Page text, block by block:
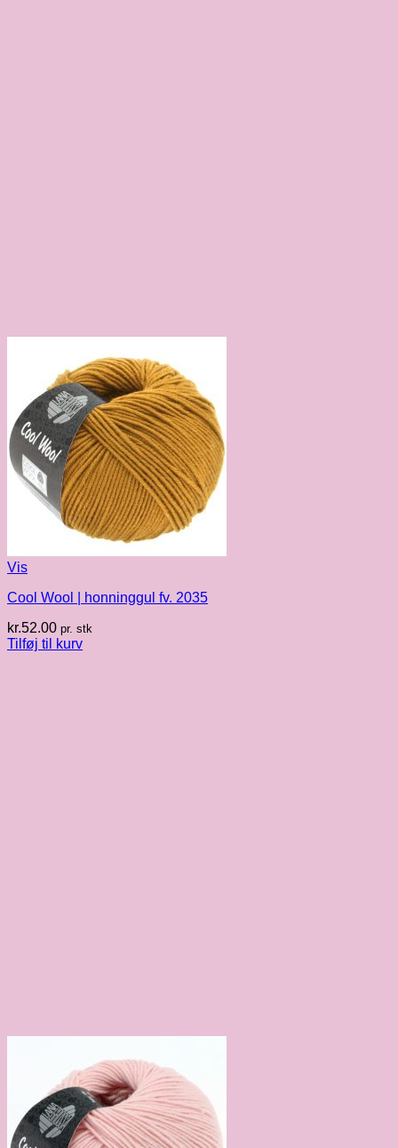
Vis
Cool Wool | honninggul fv. 2035
kr.52.00 pr. stk
Tilføj til kurv